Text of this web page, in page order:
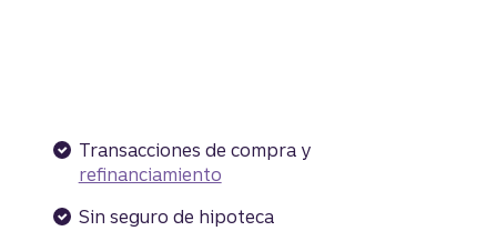
Transacciones de compra y
refinanciamiento
Sin seguro de hipoteca